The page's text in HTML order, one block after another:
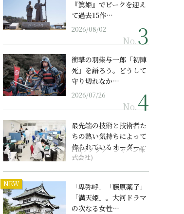
『篤姫』でピークを迎え
て過去15作…
2026/08/02
No.
衝撃の羽柴与一郎「初陣
死」を語ろう。どうして
守り切れなか…
2026/07/26
No.
最先端の技術と技術者た
ちの熱い気持ちによって
作られているオーダーメ
イド補聴器
PR(ソノヴァ・ジャパン株
式会社)
NEW
「卑弥呼」「藤原薬子」
「満天姫」。大河ドラマ
の次なる女性…